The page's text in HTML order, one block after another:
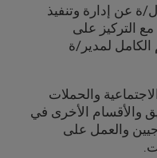
ة عن إدارة وتنفيذ
التركيز على
الكامل لمدير/ة
والحملات
والأقسام الأخرى في
والعمل على